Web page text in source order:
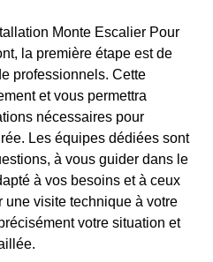
Monte Escalier Pour
la première étape est de
professionnels. Cette
et vous permettra
nécessaires pour
Les équipes dédiées sont
à vous guider dans le
à vos besoins et à ceux
une visite technique à votre
votre situation et